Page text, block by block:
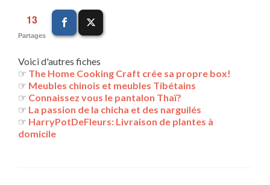
13
Partages
Voici d'autres fiches
☞ The Home Cooking Craft crée sa propre box!
☞ Meubles chinois et meubles Tibétains
☞ Connaissez vous le pantalon Thaï?
☞ La passion de la chicha et des narguilés
☞ HarryPotDeFleurs: Livraison de plantes à
domicile